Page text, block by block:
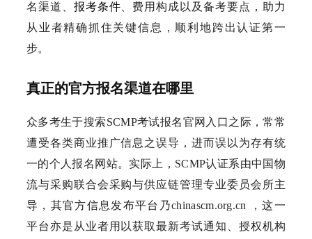
名渠道、 报考条件 、费用构成以及备考要点，助力
从业者精确抓住关键信息，顺利地跨出认证第一
步。
真正的官方报名渠道在哪里
众多考生于搜索SCMP考试报名官网入口之际，常常
遭受各类商业推广信息之误导，进而误以为存有统
一的个人报名网站。实际上，SCMP认证系由中国物
流与采购联合会采购与供应链管理专业委员会所主
导，其官方信息发布平台乃chinascm.org.cn ，这一
平台亦是从业者用以获取最新考试通知、授权机构